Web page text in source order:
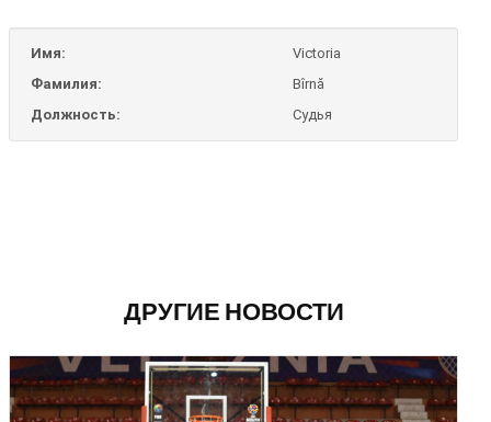
Имя:
Victoria
Фамилия:
Bîrnă
Должность:
Судья
ДРУГИЕ НОВОСТИ